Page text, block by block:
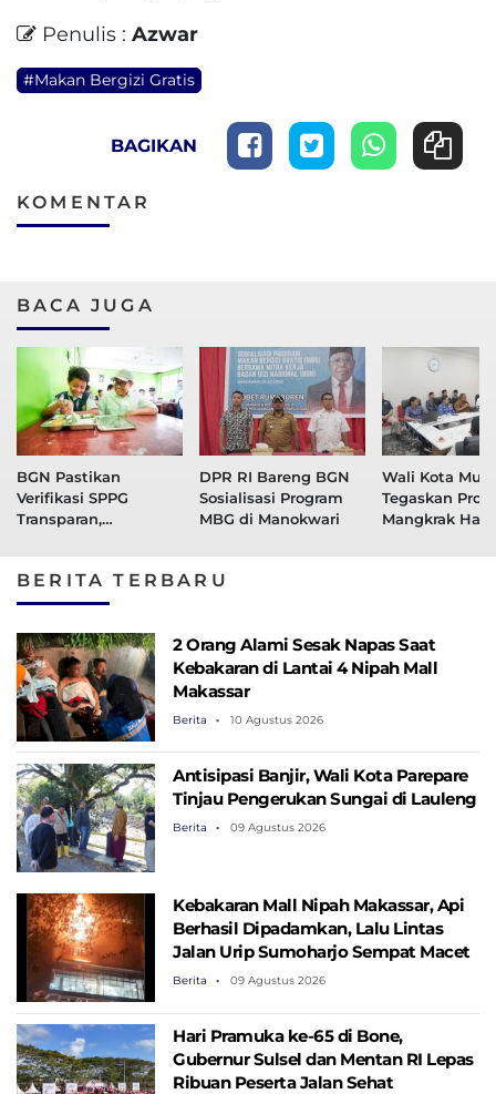
Penulis : Azwar
#Makan Bergizi Gratis
BAGIKAN
KOMENTAR
BACA JUGA
BGN Pastikan
Verifikasi SPPG
Transparan,
Lokal Miskin Ekstrem
DPR RI Bareng BGN
Sosialisasi Program
MBG di Manokwari
Wali Kota
Tegaskan
Mangkrak
BERITA TERBARU
2 Orang Alami Sesak Napas Saat
Kebakaran di Lantai 4 Nipah Mall
Makassar
Berita 10 Agustus 2026
Antisipasi Banjir, Wali Kota Parepare
Tinjau Pengerukan Sungai di Lauleng
Berita 09 Agustus 2026
Kebakaran Mall Nipah Makassar, Api
Berhasil Dipadamkan, Lalu Lintas
Jalan Urip Sumoharjo Sempat Macet
Berita 09 Agustus 2026
Hari Pramuka ke-65 di Bone,
Gubernur Sulsel dan Mentan RI Lepas
Ribuan Peserta Jalan Sehat